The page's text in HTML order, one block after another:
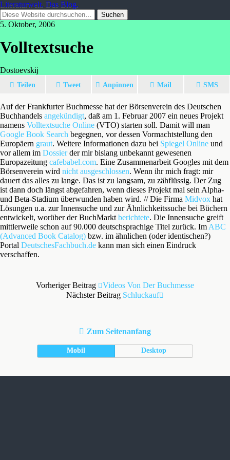
Literaturwelt. Das Blog.
5. Oktober, 2006
Volltextsuche
Dostoevskij
Teilen Tweet Anpinnen Mail SMS
Auf der Frankfurter Buchmesse hat der Börsenverein des Deutschen
Buchhandels angekündigt, daß am 1. Februar 2007 ein neues Projekt
namens Volltextsuche Online (VTO) starten soll. Damit will man
Google Book Search begegnen, vor dessen Vormachtstellung den
Europäern graut. Weitere Informationen dazu bei Spiegel Online und
vor allem im Dossierder mir bislang unbekannt gewesenen
Europazeitung cafebabel.com. Eine Zusammenarbeit Googles mit dem
Börsenverein wird nicht ausgeschlossen. Wenn ihr mich fragt: mir
dauert das alles zu lange. Das ist zu langsam, zu zähflüssig. Der Zug
ist dann doch längst abgefahren, wenn dieses Projekt mal sein Alpha-
und Beta-Stadium überwunden haben wird. // Die Firma Midvox hat
Lösungen u.a. zur Innensuche und zur Ähnlichkeitssuche bei Büchern
entwickelt, worüber der BuchMarkt berichtete. Die Innensuche greift
mittlerweile schon auf 90.000 deutschsprachige Titel zurück. Im ABC
(Advanced Book Catalog) bzw. im ähnlichen (oder identischen?)
Portal DeutschesFachbuch.de kann man sich einen Eindruck
verschaffen.
Vorheriger Beitrag
Videos Von Der Buchmesse
Nächster Beitrag Schluckauf
Zum Seitenanfang
Mobil Desktop